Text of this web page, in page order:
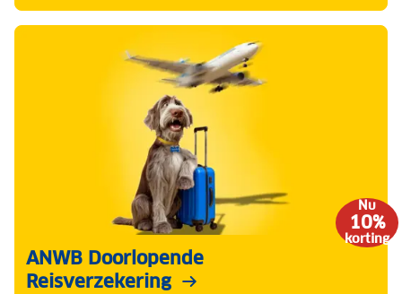
Nu
10%
korting
ANWB Doorlopende
Reisverzekering